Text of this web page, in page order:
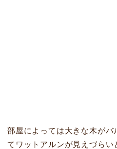
部屋によっては大きな木がバ
てワットアルンが見えづらい